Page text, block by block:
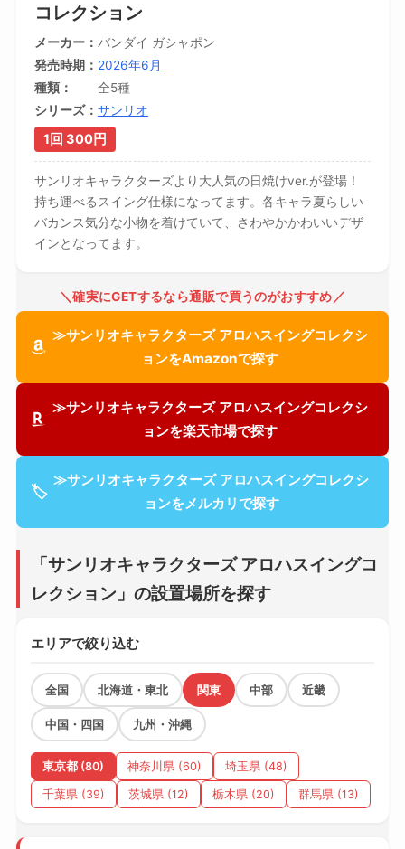
コレクション
メーカー
バンダイ ガシャポン
発売時期
2026年6月
種類
全5種
シリーズ
サンリオ
1回 300円
サンリオキャラクターズより大人気の日焼けver.が登場！
持ち運べるスイング仕様になってます。各キャラ夏らしい
バカンス気分な小物を着けていて、さわやかかわいいデザ
インとなってます。
＼確実にGETするなら通販で買うのがおすすめ／
≫サンリオキャラクターズ アロハスイングコレクシ
ョンをAmazonで探す
≫サンリオキャラクターズ アロハスイングコレクシ
ョンを楽天市場で探す
🏷
≫サンリオキャラクターズ アロハスイングコレクシ
ョンをメルカリで探す
「サンリオキャラクターズ アロハスイングコ
レクション」の設置場所を探す
エリアで絞り込む
全国 北海道・東北 関東 中部 近畿
中国・四国 九州・沖縄
東京都 (80) 神奈川県 (60) 埼玉県 (48)
千葉県 (39) 茨城県 (12) 栃木県 (20) 群馬県 (13)